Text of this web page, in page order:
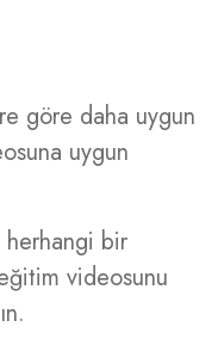
göre daha uygun
uygun
herhangi bir
videosunu